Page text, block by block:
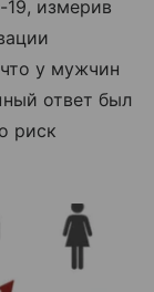
19, измерив
у мужчин
ответ был
риск